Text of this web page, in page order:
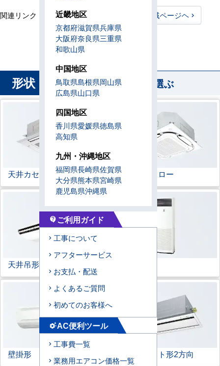
関連リンク： TOPページヘ
大阪府全域ページヘ
大阪府直工店所在地
形状 から業務用エアコンを選ぶ
天井カセット形4方向 ラウンドフロー
天井吊形
壁掛形 天井カセット形2方向
近畿地区
京都府滋賀県兵庫県
大阪府奈良県三重県
和歌山県
中国地区
鳥取県島根県岡山県
広島県山口県
四国地区
香川県愛媛県徳島県
高知県
九州・沖縄地区
福岡県長崎県佐賀県
大分県熊本県宮崎県
鹿児島県沖縄県
contact_support ご利用ガイド
工事について
アフターサービス
お支払・配送
よくあるご質問
初めてのお客様へ
settings_suggestAC便利ツール
工事費一覧
業務用エアコン価格一覧